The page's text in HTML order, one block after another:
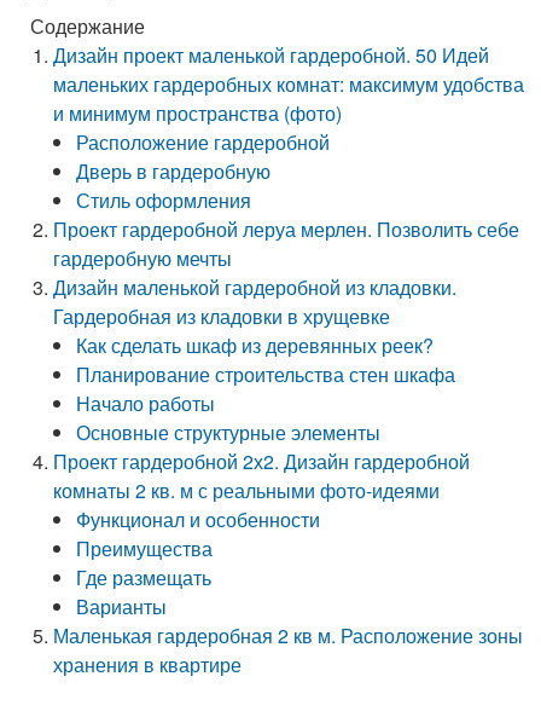
Содержание
Дизайн проект маленькой гардеробной. 50 Идей
маленьких гардеробных комнат: максимум удобства
и минимум пространства (фото)
Расположение гардеробной
Дверь в гардеробную
Стиль оформления
Проект гардеробной леруа мерлен. Позволить себе
гардеробную мечты
Дизайн маленькой гардеробной из кладовки.
Гардеробная из кладовки в хрущевке
Как сделать шкаф из деревянных реек?
Планирование строительства стен шкафа
Начало работы
Основные структурные элементы
Проект гардеробной 2х2. Дизайн гардеробной
комнаты 2 кв. м с реальными фото-идеями
Функционал и особенности
Преимущества
Где размещать
Варианты
Маленькая гардеробная 2 кв м. Расположение зоны
хранения в квартире